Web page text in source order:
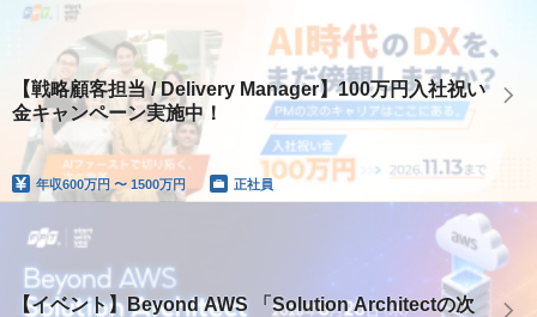
【戦略顧客担当 / Delivery Manager】100万円入社祝い
金キャンペーン実施中！
年収600万円 〜 1500万円 正社員
【イベント】Beyond AWS 「Solution Architectの次